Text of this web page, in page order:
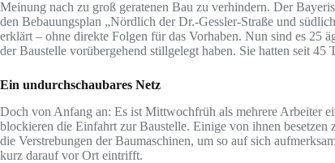
Meinung nach zu groß geratenen Bau zu verhindern. Der
den Bebauungsplan „Nördlich der Dr.-Gessler-Straße und
erklärt – ohne direkte Folgen für das Vorhaben. Nun sind es 25
der Baustelle vorübergehend stillgelegt haben. Sie hatten seit 45
Ein undurchschaubares Netz
Doch von Anfang an: Es ist Mittwochfrüh als mehrere Arbeiter
blockieren die Einfahrt zur Baustelle. Einige von ihnen
die Verstrebungen der Baumaschinen, um so auf sich
kurz darauf vor Ort eintrifft.